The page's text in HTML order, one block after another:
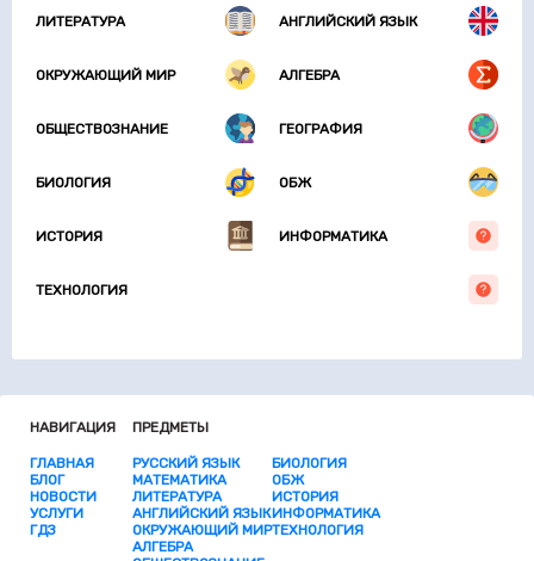
ЛИТЕРАТУРА АНГЛИЙСКИЙ ЯЗЫК
ОКРУЖАЮЩИЙ МИР АЛГЕБРА
ОБЩЕСТВОЗНАНИЕ ГЕОГРАФИЯ
БИОЛОГИЯ ОБЖ
ИСТОРИЯ ИНФОРМАТИКА
ТЕХНОЛОГИЯ
НАВИГАЦИЯ
ГЛАВНАЯ
БЛОГ
НОВОСТИ
УСЛУГИ
ГДЗ
ПРЕДМЕТЫ
РУССКИЙ ЯЗЫК
МАТЕМАТИКА
ЛИТЕРАТУРА
АНГЛИЙСКИЙ ЯЗЫК
ОКРУЖАЮЩИЙ МИР
АЛГЕБРА
БИОЛОГИЯ
ОБЖ
ИСТОРИЯ
ИНФОРМАТИКА
ТЕХНОЛОГИЯ